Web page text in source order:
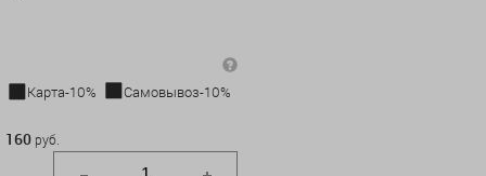
Карта-10%
Самовывоз-10%
160 руб.